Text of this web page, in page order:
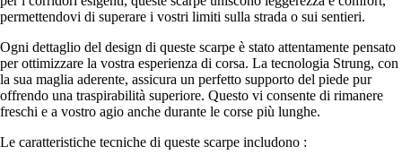
permettendovi di superare i vostri limiti sulla strada o sui sentieri.
Ogni dettaglio del design di queste scarpe è stato attentamente pensato
per ottimizzare la vostra esperienza di corsa. La tecnologia Strung, con
la sua maglia aderente, assicura un perfetto supporto del piede pur
offrendo una traspirabilità superiore. Questo vi consente di rimanere
freschi e a vostro agio anche durante le corse più lunghe.
Le caratteristiche tecniche di queste scarpe includono :